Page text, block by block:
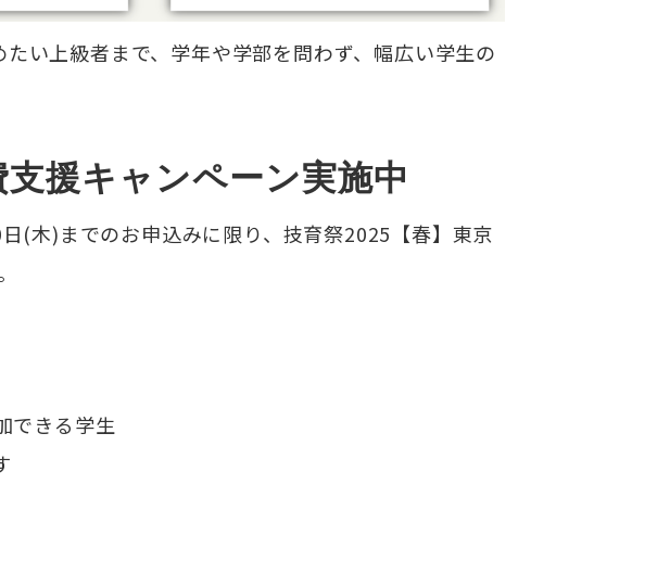
い上級者まで、学年や学部を問わず、幅広い学生の
援キャンペーン実施中
(木)までのお申込みに限り、技育祭2025【春】東京
できる学生